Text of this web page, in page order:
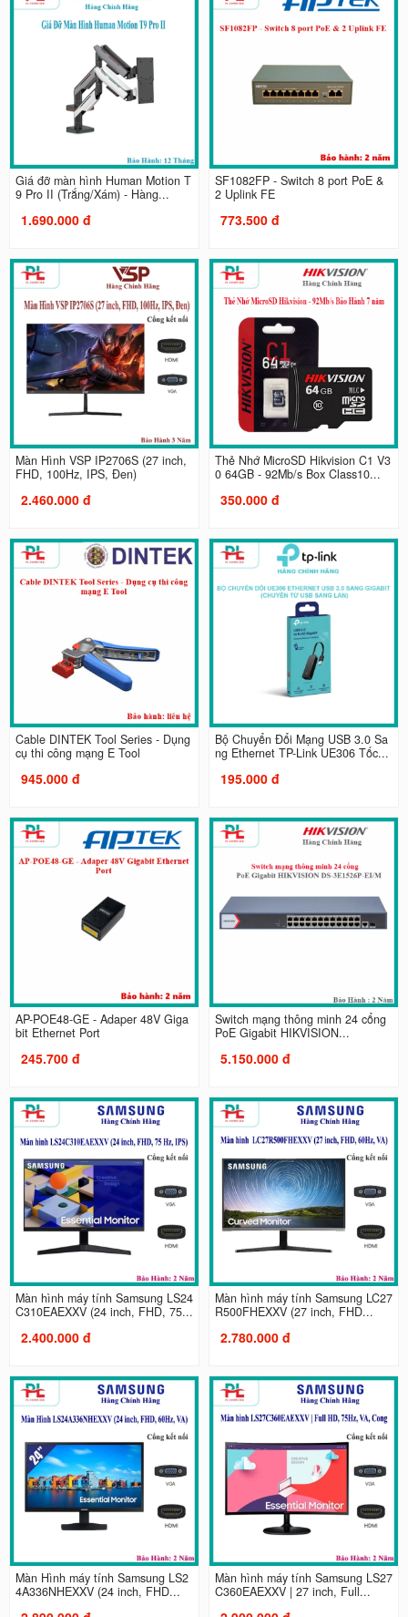
Giá đỡ màn hình Human Motion T
9 Pro II (Trắng/Xám) - Hàng...
1.690.000 đ
SF1082FP - Switch 8 port PoE &
2 Uplink FE
773.500 đ
Màn Hình VSP IP2706S (27 inch,
FHD, 100Hz, IPS, Đen)
2.460.000 đ
Thẻ Nhớ MicroSD Hikvision C1 V3
0 64GB - 92Mb/s Box Class10...
350.000 đ
Cable DINTEK Tool Series - Dụng
cụ thi công mạng E Tool
945.000 đ
Bộ Chuyển Đổi Mạng USB 3.0 Sa
ng Ethernet TP-Link UE306 Tốc...
195.000 đ
AP-POE48-GE - Adaper 48V Giga
bit Ethernet Port
245.700 đ
Switch mạng thông minh 24 cổng
PoE Gigabit HIKVISION...
5.150.000 đ
Màn hình máy tính Samsung LS24
C310EAEXXV (24 inch, FHD, 75...
2.400.000 đ
Màn hình máy tính Samsung LC27
R500FHEXXV (27 inch, FHD...
2.780.000 đ
Màn Hình máy tính Samsung LS2
4A336NHEXXV (24 inch, FHD...
Màn hình máy tính Samsung LS27
C360EAEXXV | 27 inch, Full...